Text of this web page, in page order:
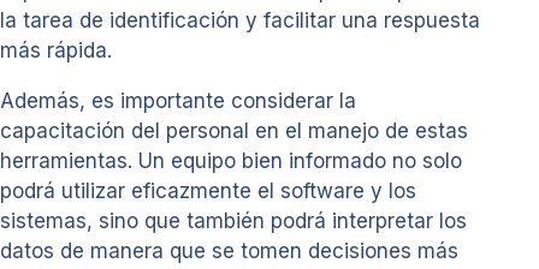
la tarea de identificación y facilitar una respuesta
más rápida.
Además, es importante considerar la
capacitación del personal en el manejo de estas
herramientas. Un equipo bien informado no solo
podrá utilizar eficazmente el software y los
sistemas, sino que también podrá interpretar los
datos de manera que se tomen decisiones más